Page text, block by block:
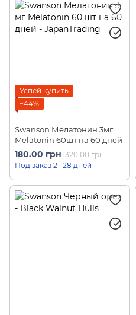
Успей купить
−44%
Swanson Мелатонин 3мг
Melatonin 60шт на 60 дней
180.00 грн 320.00 грн
Под заказ 21-28 дней